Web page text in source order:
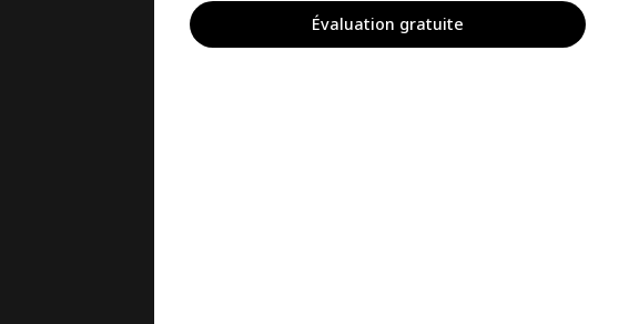
Évaluation gratuite